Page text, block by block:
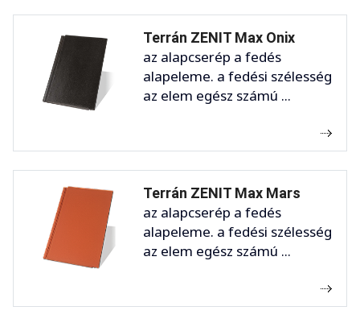
Terrán ZENIT Max Onix
az alapcserép a fedés
alapeleme. a fedési szélesség
az elem egész számú ...
Terrán ZENIT Max Mars
az alapcserép a fedés
alapeleme. a fedési szélesség
az elem egész számú ...